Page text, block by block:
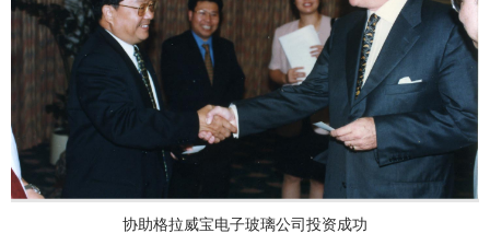
协助格拉威宝电子玻璃公司投资成功